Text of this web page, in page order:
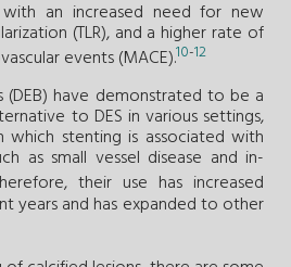
an increased need for new
(TLR), and a higher rate of
events (MACE).10-12
(DEB) have demonstrated to be a
to DES in various settings,
which stenting is associated with
as small vessel disease and in-
their use has increased
years and has expanded to other